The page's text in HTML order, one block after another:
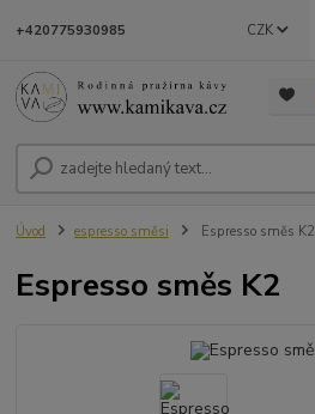
CZK
+420775930985
Úvod espresso směsi Espresso směs K2
Espresso směs K2